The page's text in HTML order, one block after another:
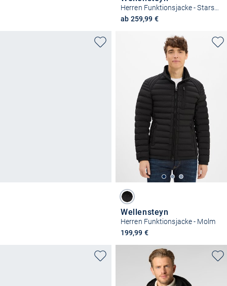
Herren Funktionsjacke - Starstream
ab 259,99 €
Wellensteyn
Herren Funktionsjacke - Molm
199,99 €